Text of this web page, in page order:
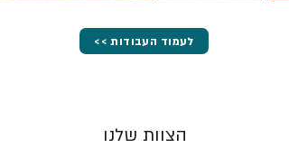
<< לעמוד העבודות
הצוות שלנו